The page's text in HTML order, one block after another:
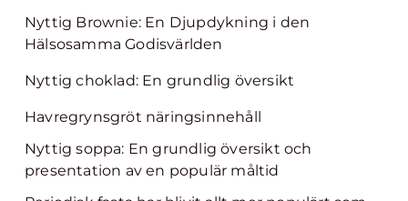
Nyttig Brownie: En Djupdykning i den
Hälsosamma Godisvärlden
Nyttig choklad: En grundlig översikt
Havregrynsgröt näringsinnehåll
Nyttig soppa: En grundlig översikt och
presentation av en populär måltid